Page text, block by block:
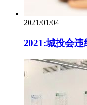
2021/01/04
2021:城投会违